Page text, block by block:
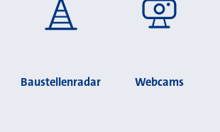
Baustellenradar Webcams